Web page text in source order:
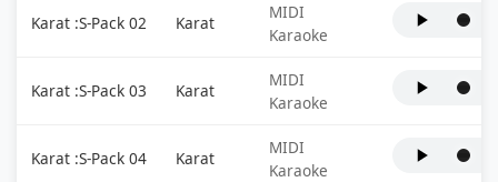
Karat :S-Pack 02 Karat
MIDI
Karaoke
Karat :S-Pack 03 Karat
MIDI
Karaoke
Karat :S-Pack 04 Karat
MIDI
Karaoke